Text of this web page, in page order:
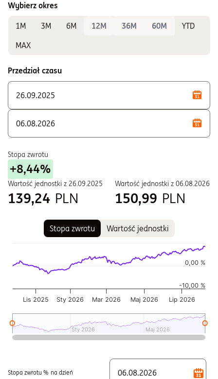
K - Zbywane w ramach IKE i IKZE
Do sprawdzania wyników
F - Zbywane w ramach PPE i PPI
S - Zbywane w ramach PPE i PPI
W - Zbywane w ramach PPE i PPI
Wybierz okres
1M 3M 6M 12M 36M 60M
YTD
MAX
Przedział czasu
Stopa zwrotu
+8,44%
Wartość jednostki z 26.09.2025
139,24 PLN
Wartość jednostki z 06.08.2026
150,99 PLN
Stopa zwrotu Wartość jednostki
Wykres pokazuje historię wartości jednostki funduszu
Wykres ma 2 osi X wyświetlające Czas, i Czas.
Wykres ma 2 osi Y wyświetlające Wartość jednostki w
Lis 2025 Sty 2026 Mar 2026 Maj 2026 Lip 2026
Sty 2026
Sty 2026 Maj 2026
Maj 2026
-10,00 %
0,00 %
Stopa zwrotu % na dzień